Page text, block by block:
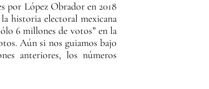
por López Obrador en 2018
historia electoral mexicana
6 millones de votos” en la
Aún si nos guiamos bajo
anteriores, los números